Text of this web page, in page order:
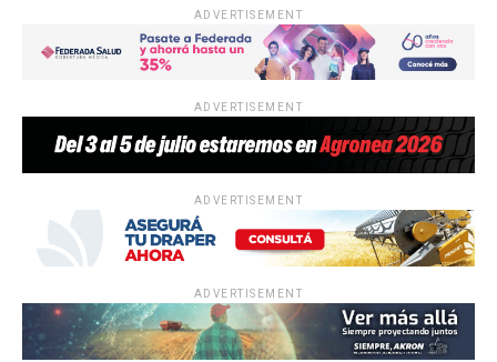
ADVERTISEMENT
ADVERTISEMENT
ADVERTISEMENT
ADVERTISEMENT